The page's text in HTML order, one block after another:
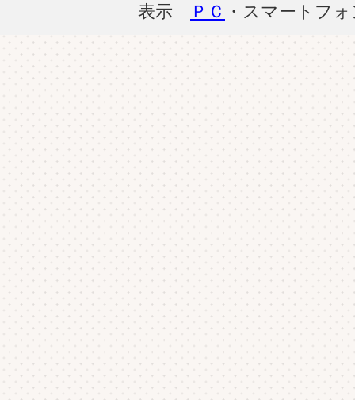
表示 ＰＣ ・スマートフ